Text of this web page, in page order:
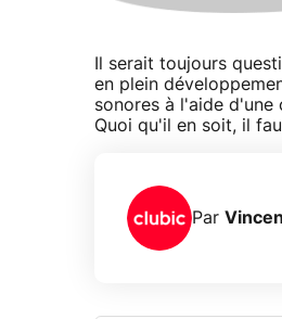
Il serait toujours
en plein
sonores à l'aide
Quoi qu'il en soit, il
Par